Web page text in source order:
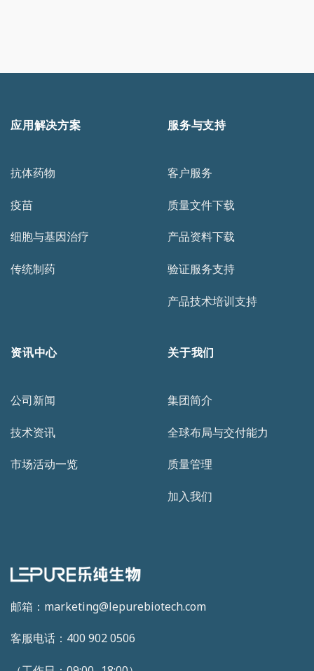
邮箱：marketing@lepurebiotech.com
客服电话：400 902 0506
应用解决方案
抗体药物
疫苗
细胞与基因治疗
传统制药
服务与支持
客户服务
质量文件下载
产品资料下载
验证服务支持
产品技术培训支持
资讯中心
公司新闻
技术资讯
市场活动一览
关于我们
集团简介
全球布局与交付能力
质量管理
加入我们